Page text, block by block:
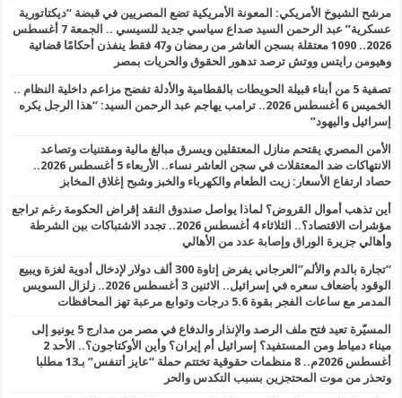
مرشح الشيوخ الأمريكي: المعونة الأمريكية تضع المصريين في قبضة “ديكتاتورية
عسكرية” عبد الرحمن السيد صداع سياسي جديد للسيسي .. الجمعة 7 أغسطس
2026.. 1090 معتقلة بسجن العاشر من رمضان و47 فقط ينفذن أحكامًا قضائية
وهيومن رايتس ووتش ترصد تدهور الحقوق والحريات بمصر
تصفية 5 من أبناء قبيلة الحويطات بالقطامية والأدلة تفضح مزاعم داخلية النظام ..
الخميس 6 أغسطس 2026.. ترامب يهاجم عبد الرحمن السيد: “هذا الرجل يكره
إسرائيل واليهود”
الأمن المصري يقتحم منازل المعتقلين ويسرق مبالغ مالية ومقتنيات وتصاعد
الانتهاكات ضد المعتقلات في سجن العاشر نساء.. الأربعاء 5 أغسطس 2026..
حصاد ارتفاع الأسعار: زيت الطعام والكهرباء والخبز وشبح إغلاق المخابز
أين تذهب أموال القروض؟ لماذا يواصل صندوق النقد إقراض الحكومة رغم تراجع
مؤشرات الاقتصاد؟.. الثلاثاء 4 أغسطس 2026.. تجدد الاشتباكات بين الشرطة
وأهالي جزيرة الوراق وإصابة عدد من الأهالي
“تجارة بالدم والألم”العرجاني يفرض إتاوة 300 ألف دولار لإدخال أدوية لغزة ويبيع
الوقود بأضعاف سعره في إسرائيل.. الاثنين 3 أغسطس 2026.. زلزال السويس
المدمر مع ساعات الفجر بقوة 5.6 درجات وتوابع مرعبة تهز المحافظات
المسيّرة تعيد فتح ملف الرصد والإنذار والدفاع في مصر من مدارج 5 يونيو إلى
ميناء دمياط ومن المستفيد؟ إسرائيل أم إيران؟ وأين الأوكتاجون؟.. الأحد 2
أغسطس 2026م.. 8 منظمات حقوقية تختتم حملة “عايز أتنفس” بـ13 مطلبا
وتحذر من موت المحتجزين بسبب التكدس والحر